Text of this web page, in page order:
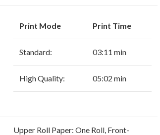
Print Mode Print Time
Standard: 03:11 min
High Quality: 05:02 min
Upper Roll Paper: One Roll, Front-